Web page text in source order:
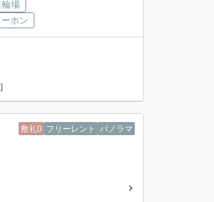
輪場
ホン
敷礼0 フリーレント パノラマ